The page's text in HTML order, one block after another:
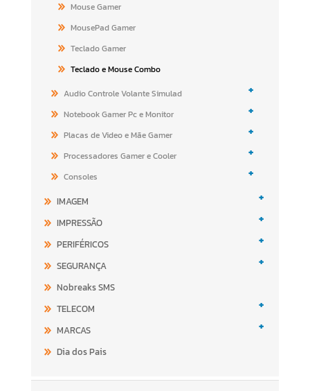
Mouse Gamer
MousePad Gamer
Teclado Gamer
Teclado e Mouse Combo
Audio Controle Volante Simulad
+
Notebook Gamer Pc e Monitor +
Placas de Video e Mãe Gamer +
Processadores Gamer e Cooler +
Consoles +
IMAGEM +
IMPRESSÃO +
PERIFÉRICOS +
SEGURANÇA +
Nobreaks SMS
TELECOM
+
MARCAS +
Dia dos Pais